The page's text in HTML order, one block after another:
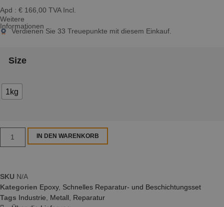
Apd : € 166,00 TVA Incl.
Weitere
Informationen
Verdienen Sie 33 Treuepunkte mit diesem Einkauf.
Size
1kg
IN DEN WARENKORB
SKU N/A
Kategorien Epoxy, Schnelles Reparatur- und Beschichtungsset
Tags Industrie Metall
Reparatur